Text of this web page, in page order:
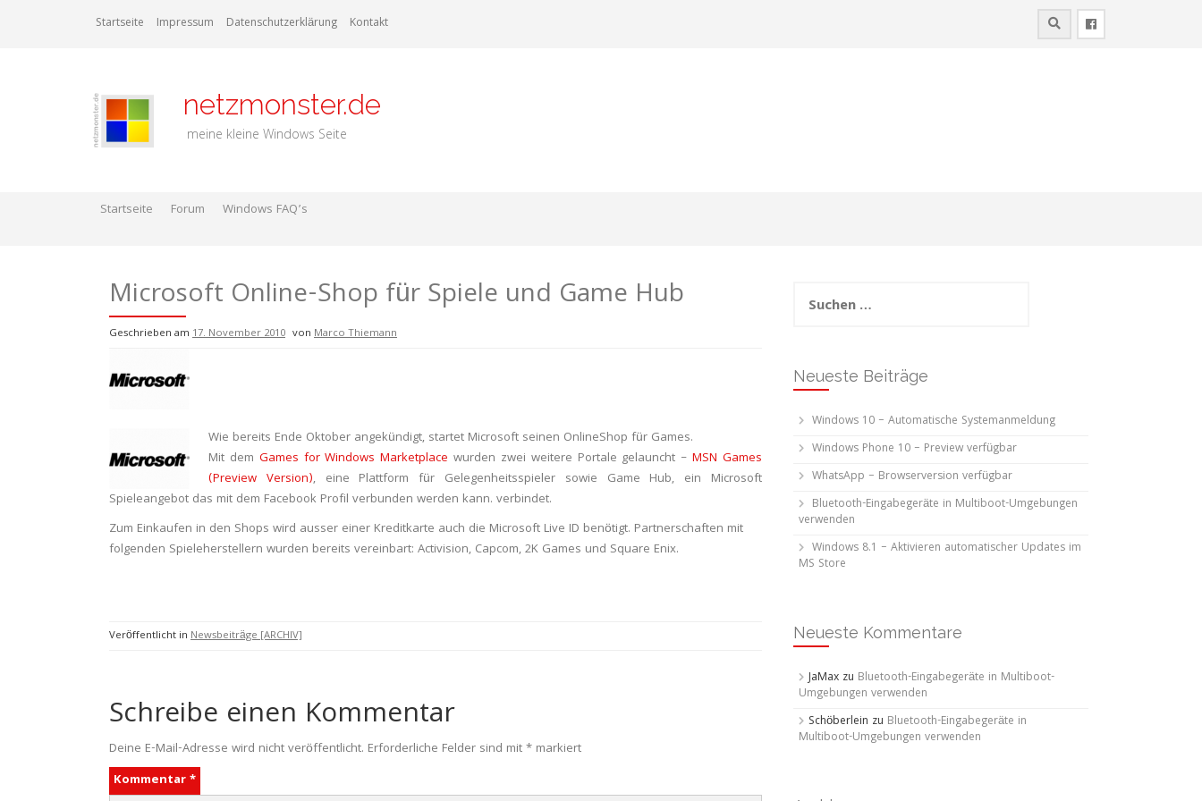
Startseite Impressum Datenschutzerklärung Kontakt
netzmonster.de
meine kleine Windows Seite
Startseite Forum Windows FAQ’s
Microsoft Online-Shop für Spiele und Game Hub
Geschrieben am 17. November 2010 von Marco Thiemann
Wie bereits Ende Oktober angekündigt, startet Microsoft seinen OnlineShop für Games.
Mit dem Games for Windows Marketplace wurden zwei weitere Portale gelauncht –MSN Games
(Preview Version), eine Plattform für Gelegenheitsspieler sowie Game Hub, ein Microsoft
Spieleangebot das mit dem Facebook Profil verbunden werden kann. verbindet.
Zum Einkaufen in den Shops wird ausser einer Kreditkarte auch die Microsoft Live ID benötigt. Partnerschaften mit
folgenden Spieleherstellern wurden bereits vereinbart: Activision, Capcom, 2K Games und Square Enix.
Veröffentlicht in Newsbeiträge [ARCHIV]
Schreibe einen Kommentar
Deine E-Mail-Adresse wird nicht veröffentlicht. Erforderliche Felder sind mit* markiert
Kommentar*
nach:
Neueste Beiträge
Windows 10 – Automatische Systemanmeldung
Windows Phone 10 – Preview verfügbar
WhatsApp – Browserversion verfügbar
Bluetooth-Eingabegeräte in Multiboot-Umgebungen
verwenden
Windows 8.1 – Aktivieren automatischer Updates im
MS Store
Neueste Kommentare
JaMax zu Bluetooth-Eingabegeräte in Multiboot-
Umgebungen verwenden
Schöberlein zu Bluetooth-Eingabegeräte in
Multiboot-Umgebungen verwenden